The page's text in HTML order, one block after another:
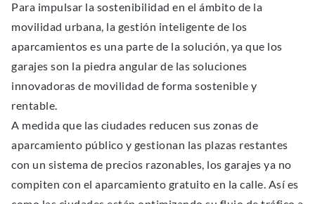
Para impulsar la sostenibilidad en el ámbito de la
movilidad urbana, la gestión inteligente de los
aparcamientos es una parte de la solución, ya que los
garajes son la piedra angular de las soluciones
innovadoras de movilidad de forma sostenible y
rentable.
A medida que las ciudades reducen sus zonas de
aparcamiento público y gestionan las plazas restantes
con un sistema de precios razonables, los garajes ya no
compiten con el aparcamiento gratuito en la calle. Así es